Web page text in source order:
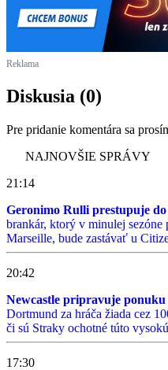
Reklama
Diskusia (0)
Pre pridanie komentára sa
NAJNOVŠIE SPRÁVY
21:14
Geronimo Rulli prestupuje
brankár, ktorý v minulej
Marseille, bude zastávať u
20:42
Newcastle pripravuje
Dortmund za hráča žiada cez
či sú Straky ochotné túto
17:30